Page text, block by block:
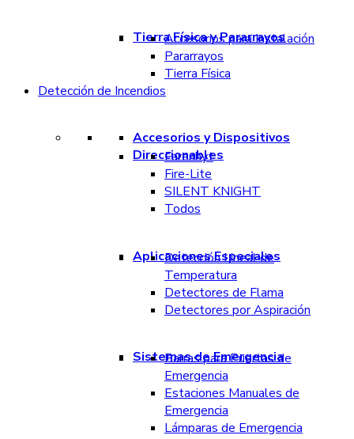
Tierra Física y Pararrayos
Accesorios para Instalación
Pararrayos
Tierra Física
Detección de Incendios
Accesorios y Dispositivos
Direccionables
Farenhyt
Fire-Lite
SILENT KNIGHT
Todos
Aplicaciones Especiales
Detección Lineal de
Temperatura
Detectores de Flama
Detectores por Aspiración
Sistemas de Emergencia
Barras para Puertas de
Emergencia
Estaciones Manuales de
Emergencia
Lámparas de Emergencia